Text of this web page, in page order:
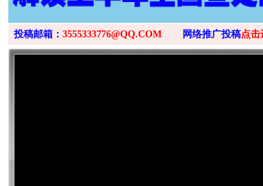
投稿邮箱： 3555333776@QQ.COM 网络推广投稿点击